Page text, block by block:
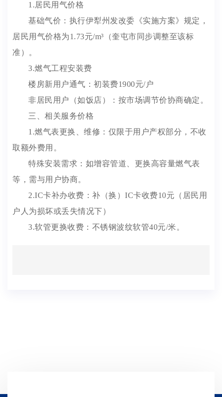
1.居民用气价格
基础气价：执行伊犁州发改委《实施方案》规定，
居民用气价格为1.73元/m³（奎屯市同步调整至该标
准）。
3.燃气工程安装费
楼房新用户通气：初装费1900元/户
非居民用户（如饭店）：按市场调节价协商确定。
三、相关服务价格
1.燃气表更换、维修：仅限于用户产权部分，不收
取额外费用。
特殊安装需求：如增容管道、更换高容量燃气表
等，需与用户协商。
2.IC卡补办收费：补（换）IC卡收费10元（居民用
户人为损坏或丢失情况下）
3.软管更换收费：不锈钢波纹软管40元/米。